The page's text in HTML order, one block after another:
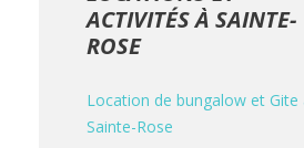
ACTIVITÉS À SAINTE-
ROSE
Location de bungalow et Gite
Sainte-Rose